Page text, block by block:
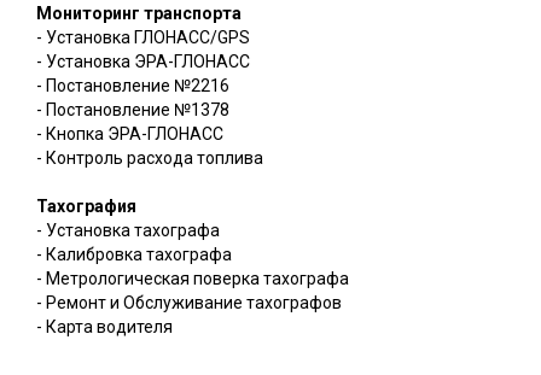
Мониторинг транспорта
- Установка ГЛОНАСС/GPS
- Установка ЭРА-ГЛОНАСС
- Постановление №2216
- Постановление №1378
- Кнопка ЭРА-ГЛОНАСС
- Контроль расхода топлива
Тахография
- Установка тахографа
- Калибровка тахографа
- Метрологическая поверка тахографа
- Ремонт и Обслуживание тахографов
- Карта водителя